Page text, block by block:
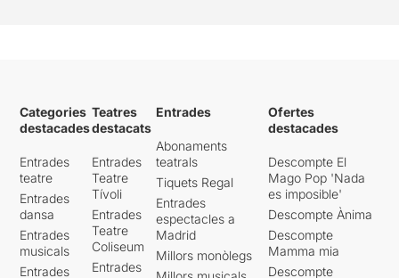
Categories
destacades
Entrades
teatre
Entrades
dansa
Entrades
musicals
Entrades
Teatres
destacats
Entrades
Teatre
Tívoli
Entrades
Teatre
Coliseum
Entrades
Entrades
Abonaments
teatrals
Tiquets Regal
Entrades
espectacles a
Madrid
Millors monòlegs
Ofertes
destacades
Descompte El
Mago Pop 'Nada
es imposible'
Descompte Ànima
Descompte
Mamma mia
Descompte